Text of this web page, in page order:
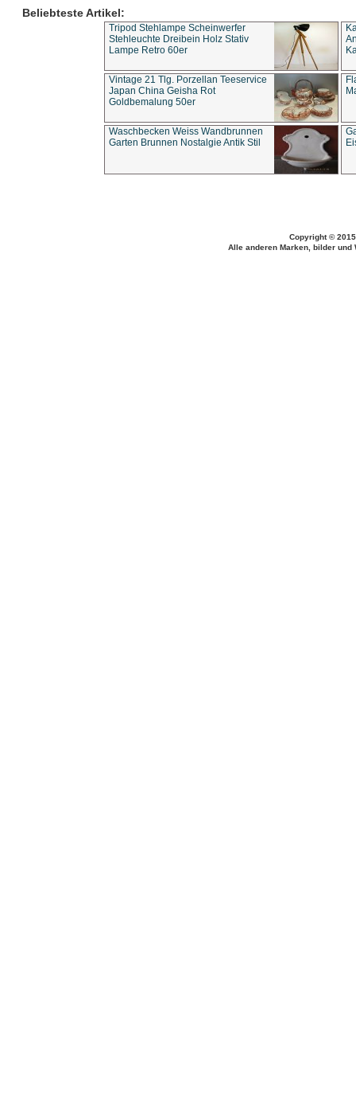
Beliebteste Artikel:
Tripod Stehlampe Scheinwerfer
Stehleuchte Dreibein Holz Stativ
Lampe Retro 60er
Vintage 21 Tlg. Porzellan Teeservice
Japan China Geisha Rot
Goldbemalung 50er
Waschbecken Weiss Wandbrunnen
Garten Brunnen Nostalgie Antik Stil
Copyright ©
Alle anderen Marken, bilder und